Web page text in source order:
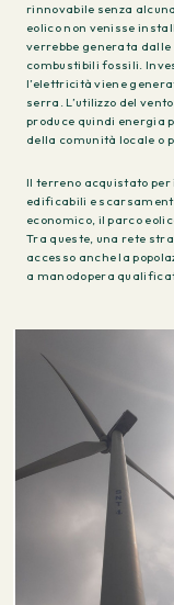
rinnovabile senza
eolico non venisse
verrebbe generata
combustibili fossili.
l’elettricità viene
serra. L’utilizzo del
produce quindi energia
della comunità locale o
Il terreno acquistato
edificabili e
economico, il parco
Tra queste, una rete
accesso anche la
a manodopera